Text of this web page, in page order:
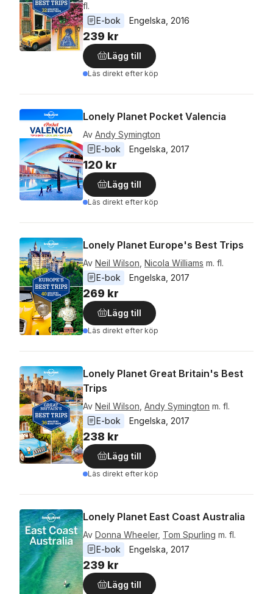
fl.
E-bok
Engelska 2016
239 kr
Lägg till
Läs direkt efter köp
Lonely Planet Pocket Valencia
Av Andy Symington
E-bok
Engelska 2017
120 kr
Lägg till
Läs direkt efter köp
Lonely Planet Europe's Best Trips
Av Neil Wilson Nicola Williams m. fl.
E-bok
Engelska 2017
269 kr
Lägg till
Läs direkt efter köp
Lonely Planet Great Britain's Best
Trips
Av Neil Wilson Andy Symington m. fl.
E-bok
Engelska 2017
238 kr
Lägg till
Läs direkt efter köp
Lonely Planet East Coast Australia
Av Donna Wheeler, Tom Spurling m. fl.
E-bok
Engelska 2017
239 kr
Lägg till